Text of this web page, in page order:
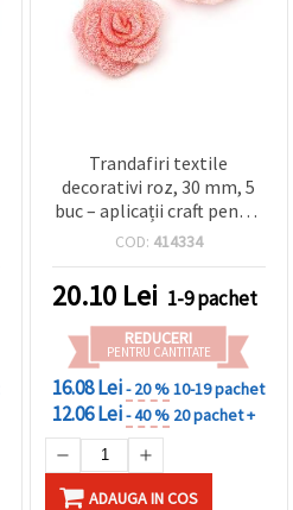
Trandafiri textile
decorativi roz, 30 mm, 5
buc – aplicații craft pentru
diademe, agrafe de păr,
decor DIY
COD: 414334
20.10 Lei 1-9 pachet
REDUCERI
PENTRU CANTITATE
16.08 Lei- 20 %10-19 pachet
12.06 Lei- 40 % 20 pachet +
ADAUGA IN COS